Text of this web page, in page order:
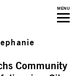
MENU
Community